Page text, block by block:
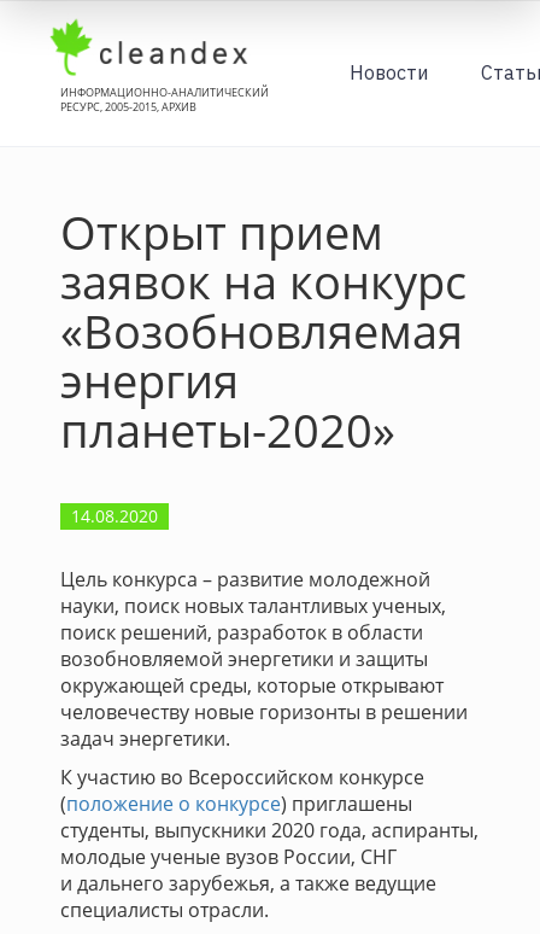
ИНФОРМАЦИОННО-АНАЛИТИЧЕСКИЙ
РЕСУРС, 2005-2015, АРХИВ
Новости
Открыт прием
заявок на конкурс
«Возобновляемая
энергия
планеты-2020»
14.08.2020
Цель конкурса – развитие молодежной
науки, поиск новых талантливых ученых,
поиск решений, разработок в области
возобновляемой энергетики и защиты
окружающей среды, которые открывают
человечеству новые горизонты в решении
задач энергетики.
К участию во Всероссийском конкурсе
(положение о конкурсе) приглашены
студенты, выпускники 2020 года, аспиранты,
молодые ученые вузов России, СНГ
и дальнего зарубежья, а также ведущие
специалисты отрасли.